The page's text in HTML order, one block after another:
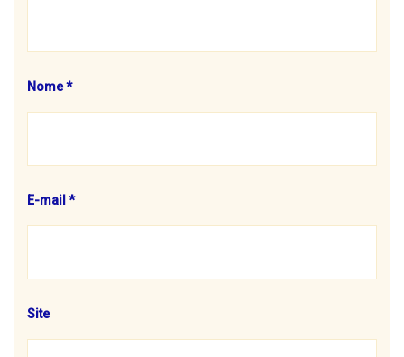
Nome*
E-mail *
Site